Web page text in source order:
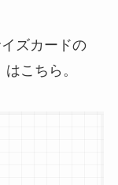
ズカードの
こちら。